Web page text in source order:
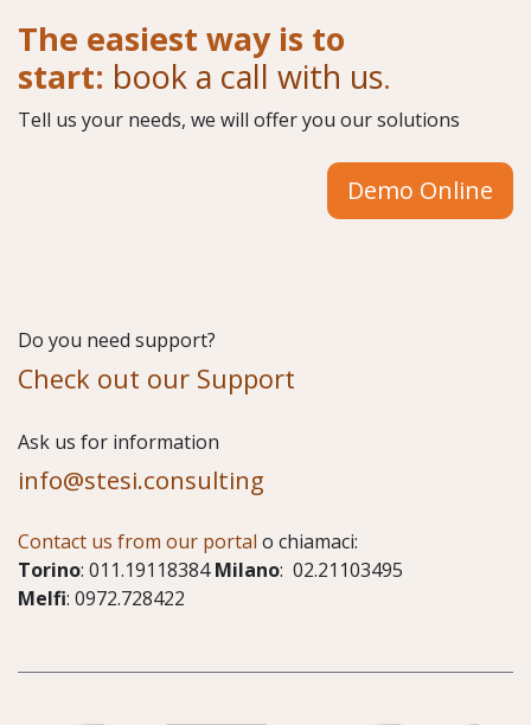
The easiest way is to
start: book a call with us.
Tell us your needs, we will offer you our solutions
Demo Online
Do you need support?
Check out our Support
​Ask us for information
info@stesi.consulting
Contact us from our portal o chiamaci:
Torino: 011.19118384Milano: 02.21103495
Melfi: 0972.728422